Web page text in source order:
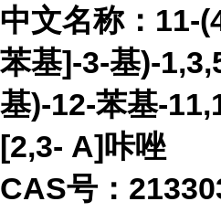
中文名称： 11-
苯基]-3-基)-
基)-12-苯基-
[2,3- A]咔唑
CAS号：